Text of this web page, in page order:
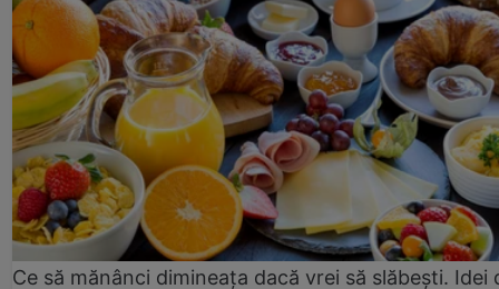
Ce să mănânci dimineața dacă vrei să slăbești. Idei